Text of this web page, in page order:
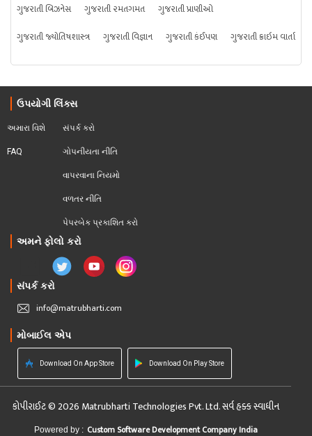
ગુજરાતી બિઝનેસ
ગુજરાતી રમતગમત
ગુજરાતી પ્રાણીઓ
ગુજરાતી જ્યોતિષશાસ્ત્ર
ગુજરાતી વિજ્ઞાન ગુજરાતી કંઈપણ ગુજરાતી ક્રાઇમ વાર્તા
ઉપયોગી લિંક્સ
અમારા વિશે
FAQ
સંપર્ક કરો
ગોપનીયતા નીતિ
વાપરવાના નિયમો
વળતર નીતિ
પેપરબેક પ્રકાશિત કરો
અમને ફોલો કરો
સંપર્ક કરો
info@matrubharti.com
મોબાઈલ એપ
Download On App Store Download On Play Store
કોપીરાઈટ © 2026 Matrubharti Technologies Pvt. Ltd. સર્વ હક્ક સ્વાધીન
Powered by : Custom Software Development Company India